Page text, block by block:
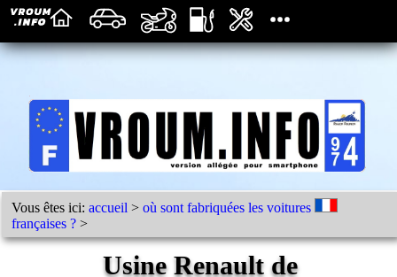
Vous êtes ici:accueil >où sont fabriquées les voitures
françaises ? >
Usine Renault de